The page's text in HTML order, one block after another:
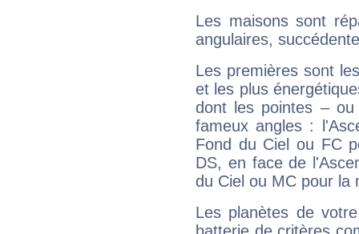
Les maisons sont
angulaires,
Les premières sont
et les plus
dont les pointes –
fameux angles :
Fond du Ciel ou FC
DS, en face de
du Ciel ou MC pour la
Les planètes de